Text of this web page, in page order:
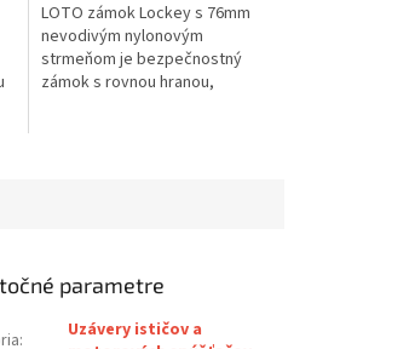
LOTO zámok Lockey s 76mm
nevodivým nylonovým
strmeňom je bezpečnostný
zámok s rovnou hranou,
parametre
:
Uzávery ističov a